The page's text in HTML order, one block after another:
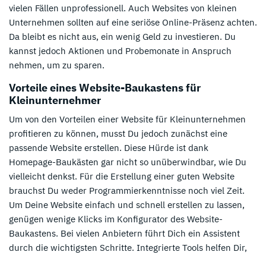
vielen Fällen unprofessionell. Auch Websites von kleinen
Unternehmen sollten auf eine seriöse Online-Präsenz achten.
Da bleibt es nicht aus, ein wenig Geld zu investieren. Du
kannst jedoch Aktionen und Probemonate in Anspruch
nehmen, um zu sparen.
Vorteile eines Website-Baukastens für
Kleinunternehmer
Um von den Vorteilen einer Website für Kleinunternehmen
profitieren zu können, musst Du jedoch zunächst eine
passende Website erstellen. Diese Hürde ist dank
Homepage-Baukästen gar nicht so unüberwindbar, wie Du
vielleicht denkst. Für die Erstellung einer guten Website
brauchst Du weder Programmierkenntnisse noch viel Zeit.
Um Deine Website einfach und schnell erstellen zu lassen,
genügen wenige Klicks im Konfigurator des Website-
Baukastens. Bei vielen Anbietern führt Dich ein Assistent
durch die wichtigsten Schritte. Integrierte Tools helfen Dir,